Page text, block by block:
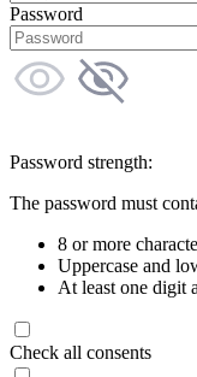
Password
Password strength:
The password must
8 or more
Uppercase and
At least one digit
Check all consents